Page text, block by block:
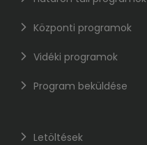
Központi programok
Vidéki programok
Program beküldése
Letöltések